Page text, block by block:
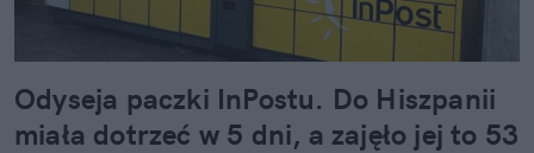
Odyseja paczki InPostu. Do Hiszpanii
miała dotrzeć w 5 dni, a zajęło jej to 53